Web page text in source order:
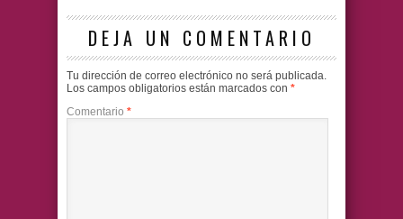
DEJA UN COMENTARIO
Tu dirección de correo electrónico no será publicada.
Los campos obligatorios están marcados con *
Comentario *